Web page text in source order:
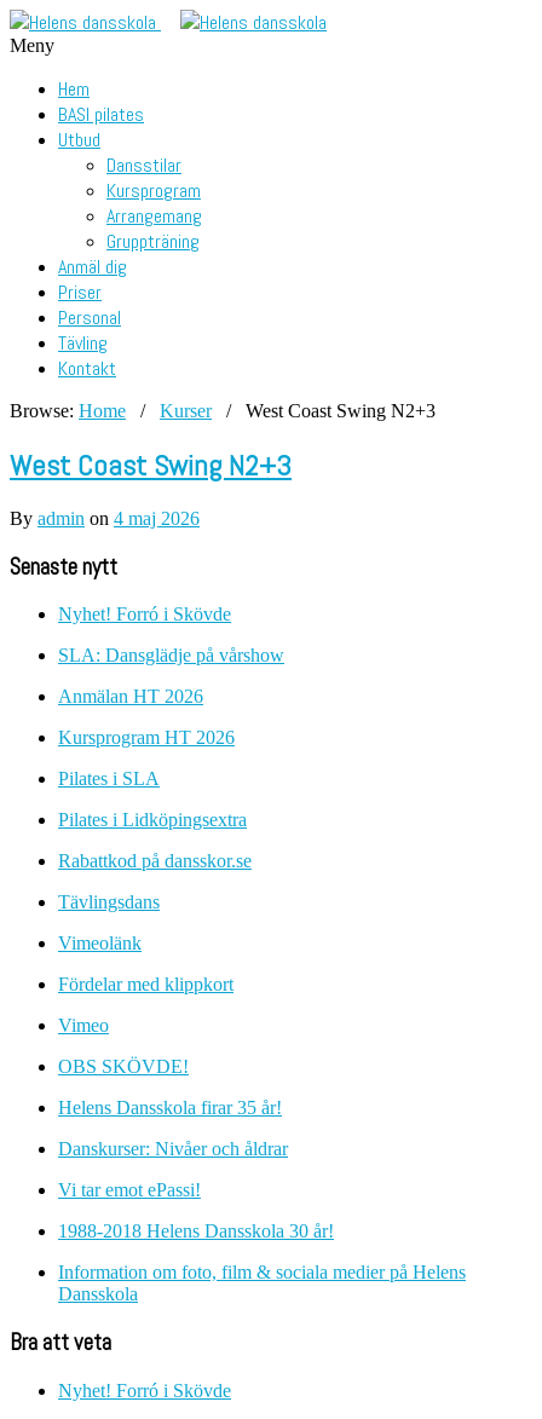
Meny
Hem
BASI pilates
Utbud
Dansstilar
Kursprogram
Arrangemang
Gruppträning
Anmäl dig
Priser
Personal
Tävling
Kontakt
Browse: Home / Kurser / West Coast Swing N2+3
West Coast Swing N2+3
By admin on 4 maj 2026
Senaste nytt
Nyhet! Forró i Skövde
SLA: Dansglädje på vårshow
Anmälan HT 2026
Kursprogram HT 2026
Pilates i SLA
Pilates i Lidköpingsextra
Rabattkod på dansskor.se
Tävlingsdans
Vimeolänk
Fördelar med klippkort
Vimeo
OBS SKÖVDE!
Helens Dansskola firar 35 år!
Danskurser: Nivåer och åldrar
Vi tar emot ePassi!
1988-2018 Helens Dansskola 30 år!
Information om foto, film & sociala medier på Helens
Dansskola
Bra att veta
Nyhet! Forró i Skövde